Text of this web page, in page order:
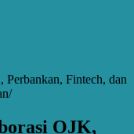
Perbankan, Fintech, dan
OJK,